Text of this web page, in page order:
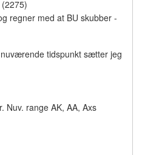
(2275)
regner med at BU skubber -
tidspunkt sætter jeg
Nuv. range AK, AA, Axs